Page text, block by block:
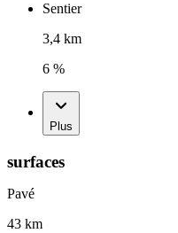
Sentier
3,4 km
6 %
Plus
surfaces
Pavé
43 km